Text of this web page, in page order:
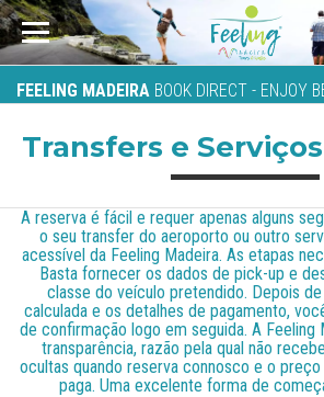
FEELING MADEIRA BOOK DIRECT - ENJOY
Transfers e
A reserva é fácil e requer apenas alguns
o seu transfer do aeroporto ou outro
acessível da Feeling Madeira. As etapas
Basta fornecer os dados de pick-up e
classe do veículo pretendido. Depois
calculada e os detalhes de pagamento,
de confirmação logo em seguida. A Feeling
transparência, razão pela qual não
ocultas quando reserva connosco e o
paga. Uma excelente forma de